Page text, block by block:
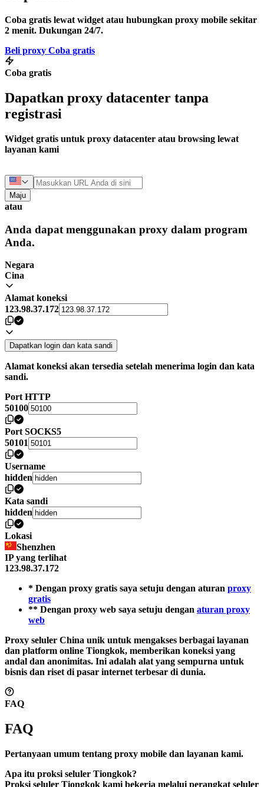
Coba gratis lewat widget atau hubungkan proxy mobile sekitar
2 menit. Dukungan 24/7.
Beli proxy Coba gratis
Coba gratis
Dapatkan proxy datacenter tanpa
registrasi
Widget gratis untuk proxy datacenter atau browsing lewat
layanan kami
Maju
atau
Anda dapat menggunakan proxy dalam program
Anda.
Negara
Cina
Alamat koneksi
123.98.37.172
Dapatkan login dan kata sandi
Alamat koneksi akan tersedia setelah menerima login dan kata
sandi.
Port HTTP
50100
Port SOCKS5
50101
Username
hidden
Kata sandi
hidden
Lokasi
Shenzhen
IP yang terlihat
123.98.37.172
* Dengan proxy gratis saya setuju dengan aturan proxy
gratis
** Dengan proxy web saya setuju dengan aturan proxy
web
Proxy seluler China unik untuk mengakses berbagai layanan
dan platform online Tiongkok, memberikan koneksi yang
andal dan anonimitas. Ini adalah alat yang sempurna untuk
bisnis dan riset di pasar internet terbesar di dunia.
FAQ
FAQ
Pertanyaan umum tentang proxy mobile dan layanan kami.
Apa itu proksi seluler Tiongkok?
Proksi seluler Tiongkok kami bekerja melalui perangkat seluler